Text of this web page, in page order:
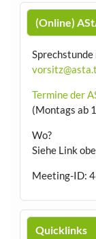
(Online)
Sprechstunde
Termine der
(Montags ab
Wo?
Siehe Link
Meeting-ID:
Quicklinks